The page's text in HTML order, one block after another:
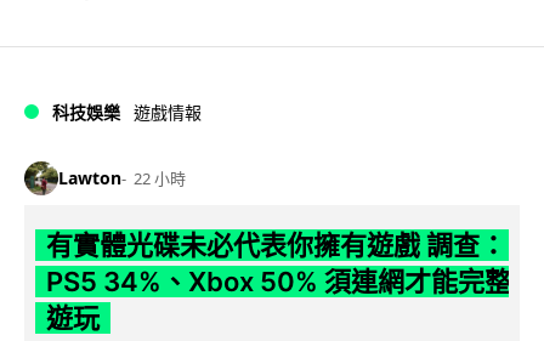
科技娛樂 遊戲情報
Lawton 22 小時
有實體光碟未必代表你擁有遊戲 調查：
PS5 34%、Xbox 50% 須連網才能完整
遊玩